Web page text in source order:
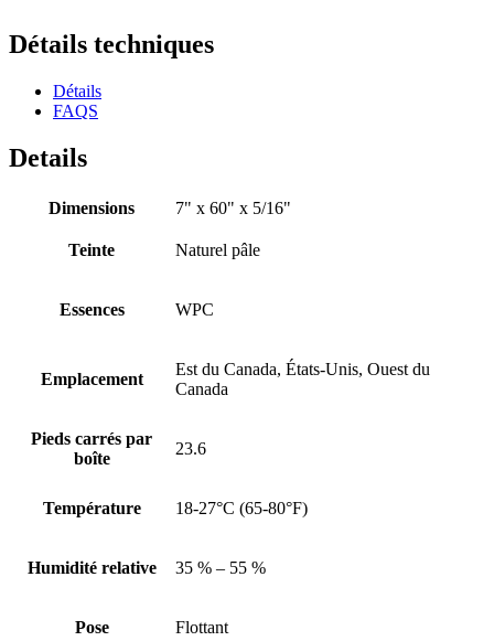
Détails techniques
Détails
FAQS
Details
Dimensions 7" x 60" x 5/16"
Teinte Naturel pâle
Essences WPC
Emplacement
Est du Canada, États-Unis, Ouest du
Canada
Pieds carrés par
boîte
23.6
Température 18-27°C (65-80°F)
Humidité relative 35 % – 55 %
Pose Flottant